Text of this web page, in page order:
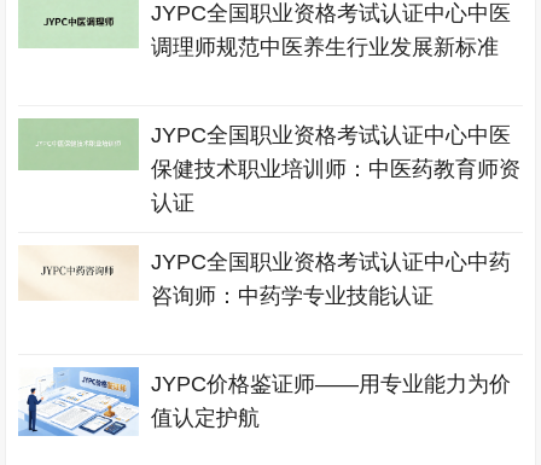
JYPC全国职业资格考试认证中心中医
调理师规范中医养生行业发展新标准
JYPC全国职业资格考试认证中心中医
保健技术职业培训师：中医药教育师资
认证
JYPC全国职业资格考试认证中心中药
咨询师：中药学专业技能认证
JYPC价格鉴证师——用专业能力为价
值认定护航